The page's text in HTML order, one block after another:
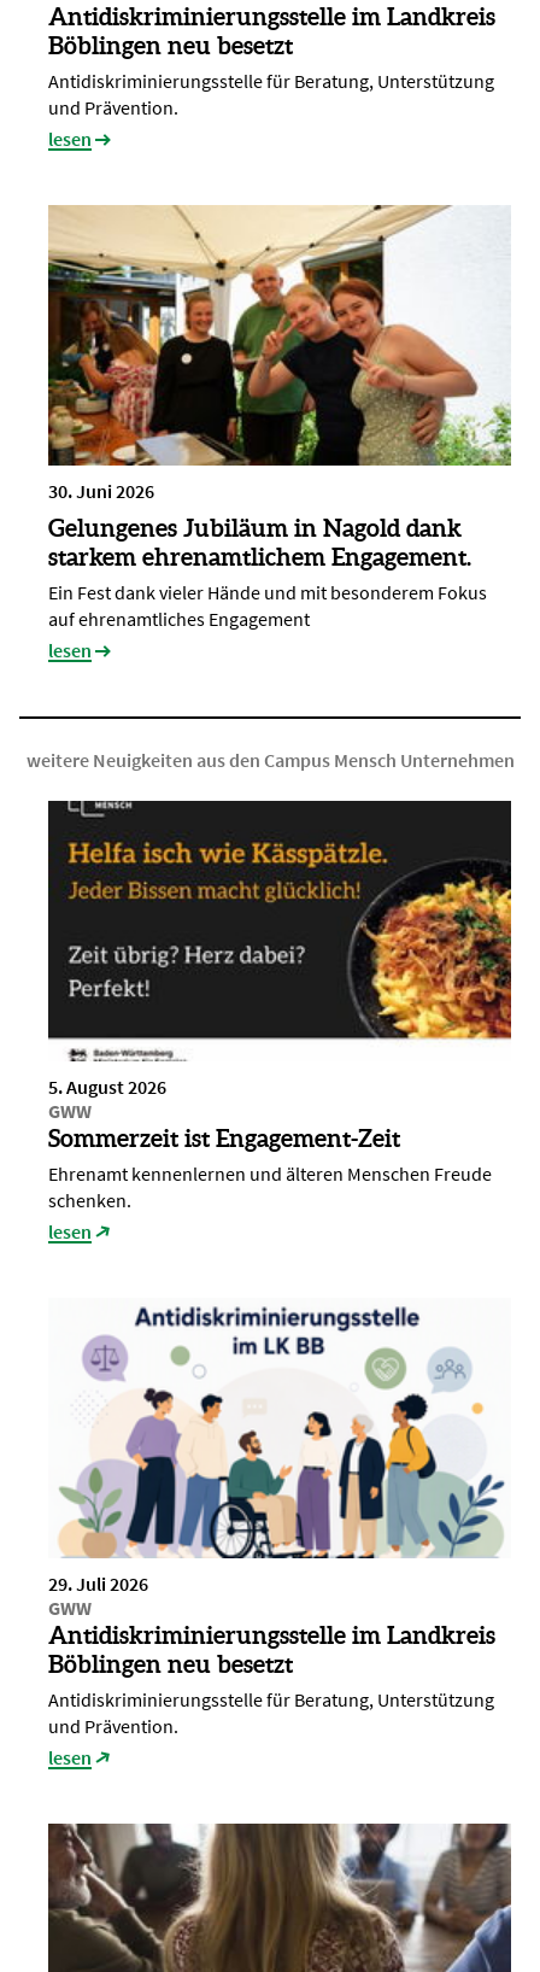
Antidiskriminierungsstelle im Landkreis
Böblingen neu besetzt
Antidiskriminierungsstelle für Beratung, Unterstützung
und Prävention.
lesen
30. Juni 2026
Gelungenes Jubiläum in Nagold dank
starkem ehrenamtlichem Engagement.
Ein Fest dank vieler Hände und mit besonderem Fokus
auf ehrenamtliches Engagement
lesen
weitere Neuigkeiten aus den Campus Mensch Unternehmen
5. August 2026
GWW
Sommerzeit ist Engagement-Zeit
Ehrenamt kennenlernen und älteren Menschen Freude
schenken.
lesen
29. Juli 2026
GWW
Antidiskriminierungsstelle im Landkreis
Böblingen neu besetzt
Antidiskriminierungsstelle für Beratung, Unterstützung
und Prävention.
lesen